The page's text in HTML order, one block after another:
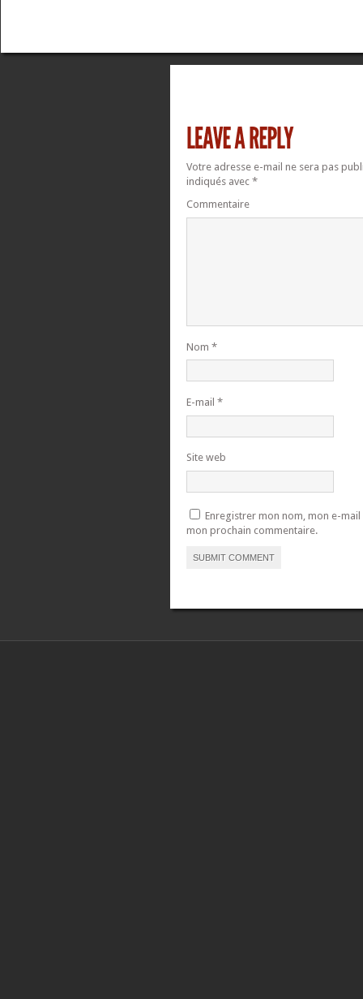
Votre adresse e-mail ne sera pas
indiqués avec *
Commentaire
Nom *
E-mail *
Site web
Enregistrer mon nom, mon e-
mon prochain commentaire.